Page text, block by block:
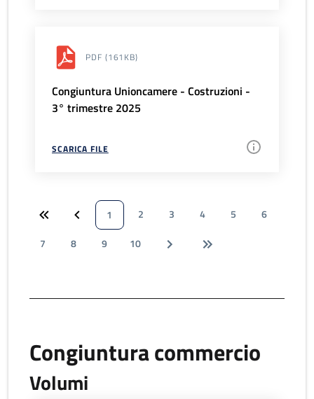
PDF (161KB)
Congiuntura Unioncamere - Costruzioni -
3° trimestre 2025
SCARICA FILE
1 2 3 4 5
6
7
8 9 10
Congiuntura commercio
Volumi